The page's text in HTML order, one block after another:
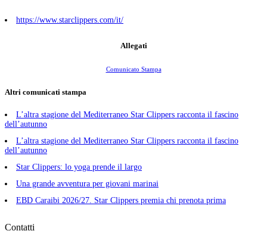
https://www.starclippers.com/it/
Allegati
Comunicato Stampa
Altri comunicati stampa
L’altra stagione del Mediterraneo Star Clippers racconta il fascino
dell’autunno
L’altra stagione del Mediterraneo Star Clippers racconta il fascino
dell’autunno
Star Clippers: lo yoga prende il largo
Una grande avventura per giovani marinai
EBD Caraibi 2026/27. Star Clippers premia chi prenota prima
Contatti